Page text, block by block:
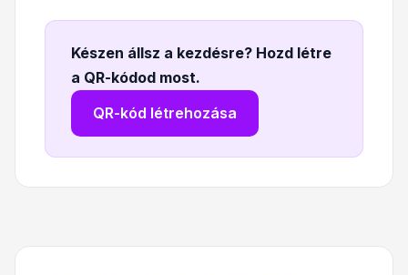
Készen állsz a kezdésre? Hozd létre
a QR-kódod most.
QR-kód létrehozása